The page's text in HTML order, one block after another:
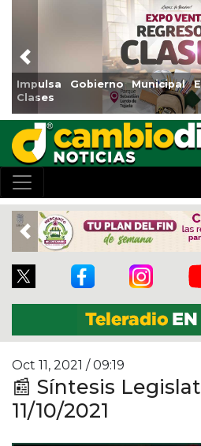
Impulsa Gobierno Municipal
Clases
Previous
Previous
Oct 11, 2021 / 09:19
📰 Síntesis
11/10/2021